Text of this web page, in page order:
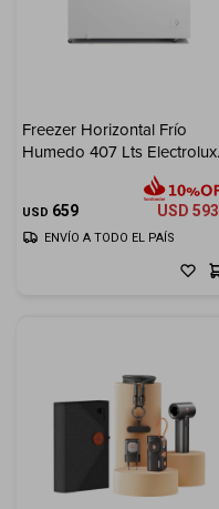
Freezer Horizontal Frío
Humedo 407 Lts Electrolux
USD 659 USD 593
ENVÍO A TODO EL PAÍS